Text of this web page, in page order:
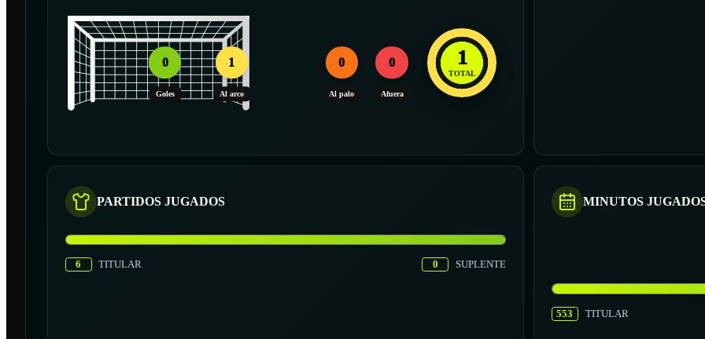
0
Goles
1
Al arco
0
Al palo
0
Afuera
1
TOTAL
PARTIDOS JUGADOS
6 TITULAR 0 SUPLENTE
MINUTOS
553 TITULAR